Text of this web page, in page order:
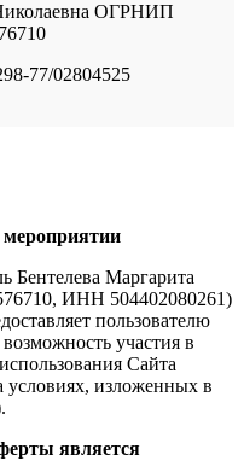
ОГРНИП
77/02804525
Бентелева Маргарита
ИНН 504402080261)
пользователю
участия в
Сайта
условиях, изложенных в
является